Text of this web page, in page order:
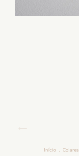
Início Colares